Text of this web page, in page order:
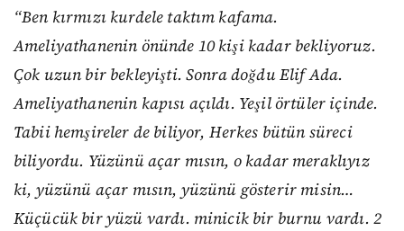
“Ben kırmızı kurdele taktım kafama.
Ameliyathanenin önünde 10 kişi kadar bekliyoruz.
Çok uzun bir bekleyişti. Sonra doğdu Elif Ada.
Ameliyathanenin kapısı açıldı. Yeşil örtüler içinde.
Tabii hemşireler de biliyor, Herkes bütün süreci
biliyordu. Yüzünü açar mısın, o kadar meraklıyız
ki, yüzünü açar mısın, yüzünü gösterir misin…
Küçücük bir yüzü vardı. minicik bir burnu vardı. 2